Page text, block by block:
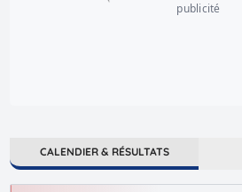
publicité
CALENDIER & RÉSULTATS